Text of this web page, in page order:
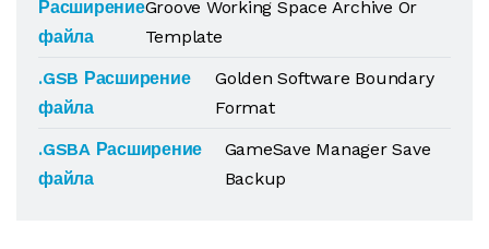
Расширение
файла
Groove Working Space Archive Or
Template
.GSB Расширение
файла
Golden Software Boundary
Format
.GSBA Расширение
файла
GameSave Manager Save
Backup